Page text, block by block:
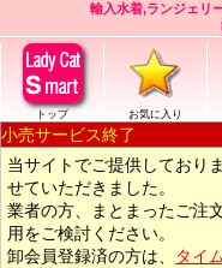
輸入水着,ランジェリ
トップ お気に入り
小売サービス終了
当サイトでご提供しており
せていただきました。
業者の方、まとまったご注
用をご検討ください。
卸会員登録済の方は、
タイ